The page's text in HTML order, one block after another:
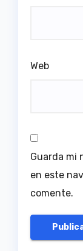
Web
Guarda mi
en este
comente.